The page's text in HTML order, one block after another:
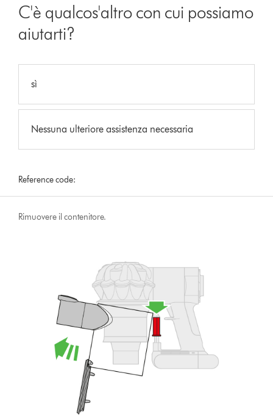
C'è qualcos'altro con cui possiamo
aiutarti?
sì
Nessuna ulteriore assistenza necessaria
Reference code:
Rimuovere il contenitore.